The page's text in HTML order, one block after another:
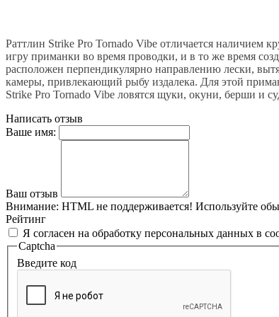
Раттлин Strike Pro Tornado Vibe отличается наличием
игру приманки во время проводки, и в то же время
расположен перпендикулярно направлению лески,
камеры, привлекающий рыбу издалека. Для этой
Strike Pro Tornado Vibe ловятся щуки, окуни, берши и
Написать отзыв
Ваше имя:
Ваш отзыв
Внимание: HTML не поддерживается! Используйте
Рейтинг
Я согласен на обработку персональных данных в
Captcha
Введите код